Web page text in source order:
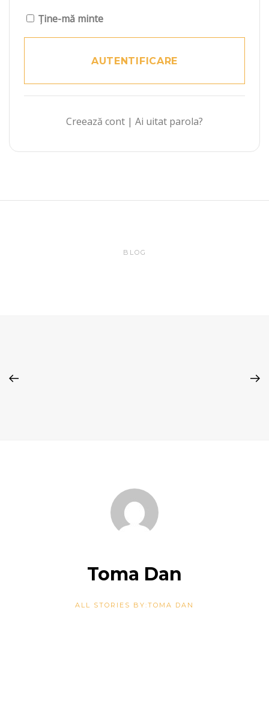
Ține-mă minte
Creează cont | Ai uitat parola?
BLOG
Toma Dan
ALL STORIES BY:TOMA DAN